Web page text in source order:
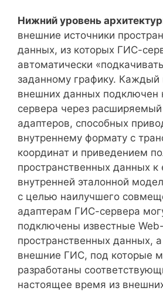
Нижний уровень
внешние источники
данных, из которых ГИС-
автоматически
заданному графику. Каждый
внешних данных подключен
сервера через
адаптеров, способных
внутреннему формату с
координат и приведением
пространственных данных к
внутренней эталонной
с целью наилучшего
адаптерам ГИС-сервера
подключены известные
пространственных данных,
внешние ГИС, под которые
разработаны
настоящее время из